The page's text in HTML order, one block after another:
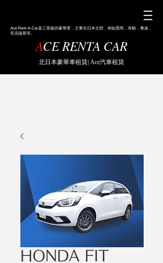
Ace Rent-A-Car是三星級的豪華車，主要在日本北部，例如寶馬，奔馳，奧迪，
雷克薩斯等。
ACE RENTA CAR
北日本豪華車租賃| Ace汽車租賃
HONDA FIT